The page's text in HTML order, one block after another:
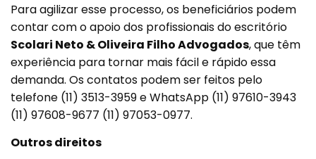
Para agilizar esse processo, os beneficiários podem
contar com o apoio dos profissionais do escritório
Scolari Neto & Oliveira Filho Advogados, que têm
experiência para tornar mais fácil e rápido essa
demanda. Os contatos podem ser feitos pelo
telefone (11) 3513-3959 e WhatsApp (11) 97610-3943
(11) 97608-9677 (11) 97053-0977.
Outros direitos